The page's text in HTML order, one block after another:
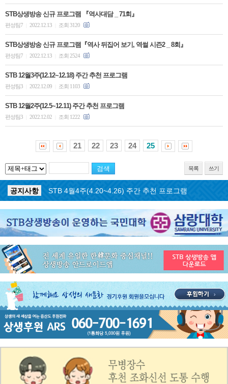
STB상생방송 신규 프로그램 『역사대담 _ 71회』
편성팀7 2022.12.13 조회 3120
STB상생방송 신규 프로그램『역사 뒤집어 보기, 역썰 시즌2 _ 8회』
편성팀7 2022.12.13 조회 2524
STB 12월3주(12.12~12.18) 주간 추천 프로그램
편성팀3 2022.12.09 조회 1103
STB 12월2주(12.5~12.11) 주간 추천 프로그램
편성팀3 2022.12.02 조회 1222
21 22 23 24 25
목록 쓰기
공지사항
ON AIR 서비스 장애 복구 안내
공지사항
STB 5월4주(5.25~5.31) 주간 추천 프로그램
공지사항
STB 5월3주(5.18~5.24) 주간 추천 프로그램
공지사항
STB 4월마지막주(4.27~5.3) 주간 추천 프로그램
공지사항
STB 4월4주(4.20~4.26) 주간 추천 프로그램
공지사항
STB 4월2주(4.6~4.12) 주간 추천 프로그램
STB 4월1주(3.30~4.5) 주간 추천 프로그램
공지사항
STB 3월4주(3.23~3.29) 주간 추천 프로그램